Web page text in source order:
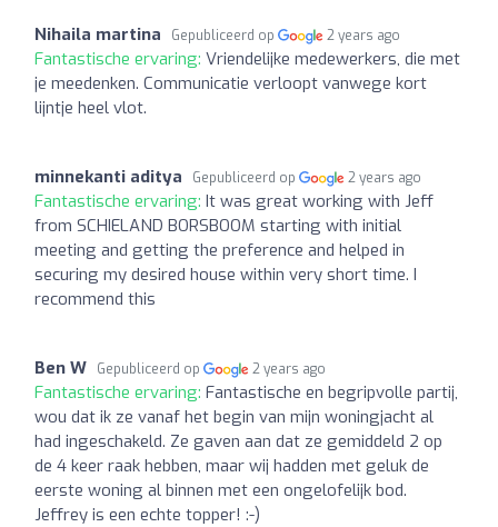
Nihaila martina Gepubliceerd op 2 years ago
Fantastische ervaring: Vriendelijke medewerkers, die met
je meedenken. Communicatie verloopt vanwege kort
lijntje heel vlot.
minnekanti aditya Gepubliceerd op 2 years ago
Fantastische ervaring: It was great working with Jeff
from SCHIELAND BORSBOOM starting with initial
meeting and getting the preference and helped in
securing my desired house within very short time. I
recommend this
Ben W Gepubliceerd op 2 years ago
Fantastische ervaring: Fantastische en begripvolle partij,
wou dat ik ze vanaf het begin van mijn woningjacht al
had ingeschakeld. Ze gaven aan dat ze gemiddeld 2 op
de 4 keer raak hebben, maar wij hadden met geluk de
eerste woning al binnen met een ongelofelijk bod.
Jeffrey is een echte topper! :-)